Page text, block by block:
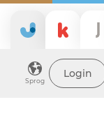
Sprog
Login